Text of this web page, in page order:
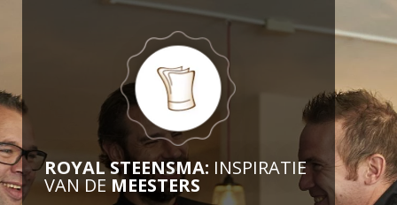
ROYAL STEENSMA: INSPIRATIE
VAN DE MEESTERS